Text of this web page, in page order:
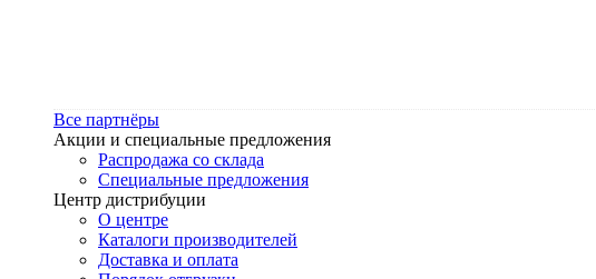
Все партнёры
Акции и специальные предложения
Распродажа со склада
Специальные предложения
Центр дистрибуции
О центре
Каталоги производителей
Доставка и оплата